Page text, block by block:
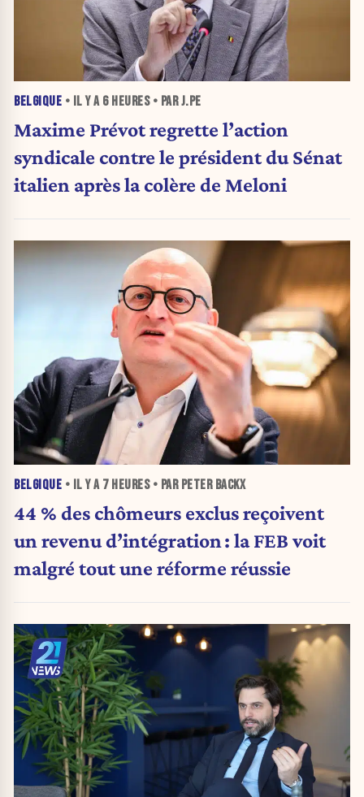
BELGIQUE • IL Y A 6 HEURES• PAR J.PE
Maxime Prévot regrette l’action
syndicale contre le président du Sénat
italien après la colère de Meloni
BELGIQUE • IL Y A 7 HEURES• PAR PETER BACKX
44 % des chômeurs exclus reçoivent
un revenu d’intégration : la FEB voit
malgré tout une réforme réussie